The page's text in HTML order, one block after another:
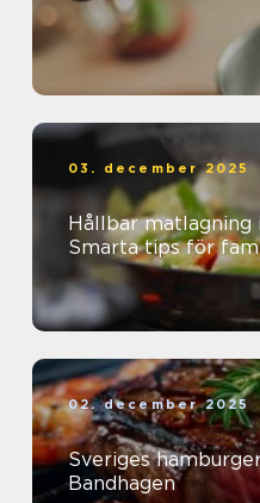
03. december 2025
Hållbar matlagning
Smarta tips för
02. december 2025
Sveriges
Bandhagen